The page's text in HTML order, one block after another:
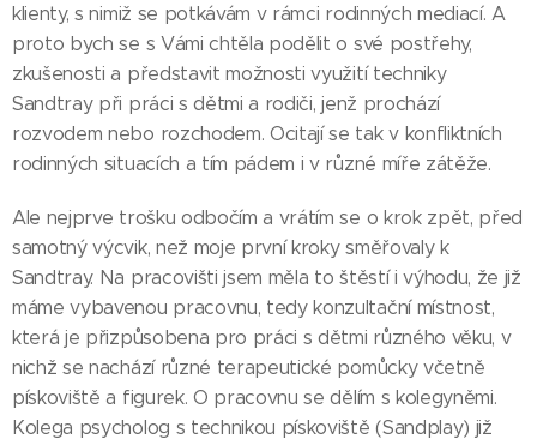
klienty, s nimiž se potkávám v rámci rodinných mediací. A
proto bych se s Vámi chtěla podělit o své postřehy,
zkušenosti a představit možnosti využití techniky
Sandtray při práci s dětmi a rodiči, jenž prochází
rozvodem nebo rozchodem. Ocitají se tak v konfliktních
rodinných situacích a tím pádem i v různé míře zátěže.
Ale nejprve trošku odbočím a vrátím se o krok zpět, před
samotný výcvik, než moje první kroky směřovaly k
Sandtray. Na pracovišti jsem měla to štěstí i výhodu, že již
máme vybavenou pracovnu, tedy konzultační místnost,
která je přizpůsobena pro práci s dětmi různého věku, v
nichž se nachází různé terapeutické pomůcky včetně
pískoviště a figurek. O pracovnu se dělím s kolegyněmi.
Kolega psycholog s technikou pískoviště (Sandplay) již